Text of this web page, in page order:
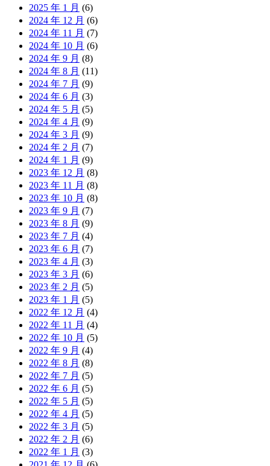
2025 年 1 月 (6)
2024 年 12 月 (6)
2024 年 11 月 (7)
2024 年 10 月 (6)
2024 年 9 月 (8)
2024 年 8 月 (11)
2024 年 7 月 (9)
2024 年 6 月 (3)
2024 年 5 月 (5)
2024 年 4 月 (9)
2024 年 3 月 (9)
2024 年 2 月 (7)
2024 年 1 月 (9)
2023 年 12 月 (8)
2023 年 11 月 (8)
2023 年 10 月 (8)
2023 年 9 月 (7)
2023 年 8 月 (9)
2023 年 7 月 (4)
2023 年 6 月 (7)
2023 年 4 月 (3)
2023 年 3 月 (6)
2023 年 2 月 (5)
2023 年 1 月 (5)
2022 年 12 月 (4)
2022 年 11 月 (4)
2022 年 10 月 (5)
2022 年 9 月 (4)
2022 年 8 月 (8)
2022 年 7 月 (5)
2022 年 6 月 (5)
2022 年 5 月 (5)
2022 年 4 月 (5)
2022 年 3 月 (5)
2022 年 2 月 (6)
2022 年 1 月 (3)